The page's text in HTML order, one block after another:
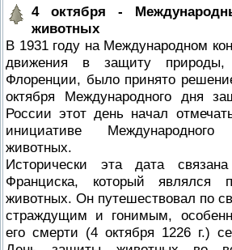
4 октября -
животных
В 1931 году на Международном
движения в защиту
Флоренции, было принято
октября Международного дня
России этот день начал
инициативе
животных.
Исторически эта дата
Франциска, который являлся
животных. Он путешествовал по
страждущим и гонимым,
его смерти (4 октября 1226 г.)